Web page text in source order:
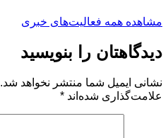
مشاهده همه فعالیت‌های خبری
دیدگاهتان را بنویسید
نشانی ایمیل شما منتشر نخواهد شد.
علامت‌گذاری شده‌اند *